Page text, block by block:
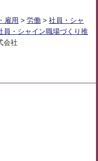
雇用 > 労働 > 社員・シャ
員・シャイン職場づくり推
会社